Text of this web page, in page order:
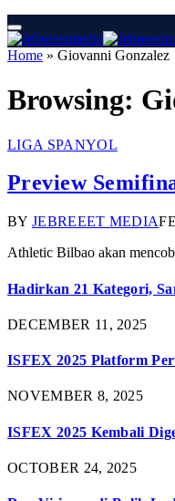
Home » Giovanni Gonzalez
Browsing:
LIGA SPANYOL
Preview
BY JEBREEET MEDIA
Athletic Bilbao akan
Hadirkan 21 Kategori,
DECEMBER 11, 2025
ISFEX 2025 Platform
NOVEMBER 8, 2025
ISFEX 2025 Kembali
OCTOBER 24, 2025